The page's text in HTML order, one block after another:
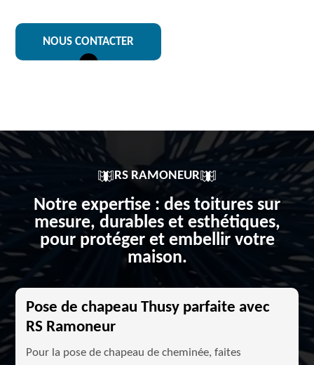
NOUS CONTACTER
RS RAMONEUR
Notre expertise : des toitures sur
mesure, durables et esthétiques,
pour protéger et embellir votre
maison.
Pose de chapeau Thusy parfaite avec
RS Ramoneur
Pour la pose de chapeau de cheminée, faites